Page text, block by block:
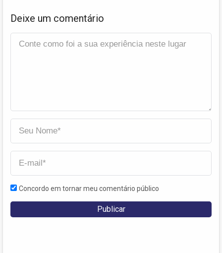
Deixe um comentário
Concordo em tornar meu comentário público